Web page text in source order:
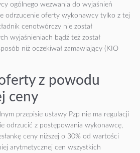
ogólnego wezwania do wyjaśnień
odrzucenie oferty wykonawcy tylko z tej
cenotwórczy nie został
wyjaśnieniach bądź też został
niż oczekiwał zamawiający (KIO
z powodu
ceny
przepisie ustawy Pzp nie ma regulacji
odrzucić z postępowania wykonawcę,
ceny niższej o 30% od wartości
arytmetycznej cen wszystkich